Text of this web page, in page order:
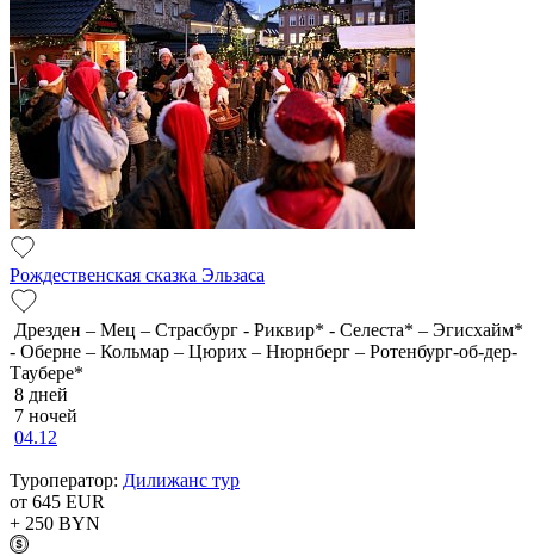
Рождественская сказка Эльзаса
Дрезден – Мец – Страсбург - Риквир* - Селеста* – Эгисхайм*
- Оберне – Кольмар – Цюрих – Нюрнберг – Ротенбург-об-дер-
Таубере*
8 дней
7 ночей
04.12
Туроператор: Дилижанс тур
от 645 EUR
+ 250 BYN